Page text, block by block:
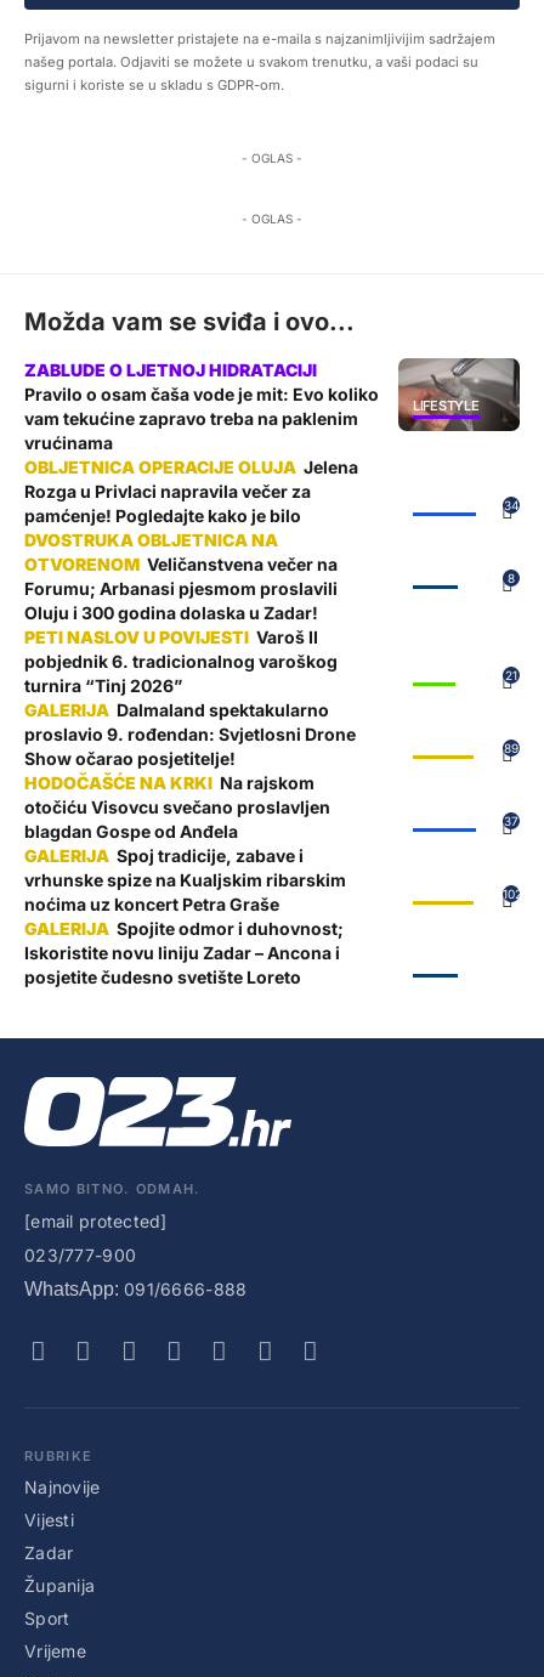
Prijavom na newsletter pristajete na e-maila s najzanimljivijim sadržajem
našeg portala. Odjaviti se možete u svakom trenutku, a vaši podaci su
sigurni i koriste se u skladu s GDPR-om.
- OGLAS -
- OGLAS -
Možda vam se sviđa i ovo...
LIFESTYLE
Pravilo o osam čaša vode je mit: Evo koliko
vam tekućine zapravo treba na paklenim
vrućinama
34
Jelena
Rozga u Privlaci napravila večer za
pamćenje! Pogledajte kako je bilo
8
Veličanstvena večer na
Forumu; Arbanasi pjesmom proslavili
Oluju i 300 godina dolaska u Zadar!
21
Varoš II
pobjednik 6. tradicionalnog varoškog
turnira “Tinj 2026”
89
Dalmaland spektakularno
proslavio 9. rođendan: Svjetlosni Drone
Show očarao posjetitelje!
37
Na rajskom
otočiću Visovcu svečano proslavljen
blagdan Gospe od Anđela
102
Spoj tradicije, zabave i
vrhunske spize na Kualjskim ribarskim
noćima uz koncert Petra Graše
Spojite odmor i duhovnost;
Iskoristite novu liniju Zadar – Ancona i
posjetite čudesno svetište Loreto
SAMO BITNO. ODMAH.
[email protected]
023/777-900
WhatsApp: 091/6666-888
RUBRIKE
Najnovije
Vijesti
Zadar
Županija
Sport
Vrijeme